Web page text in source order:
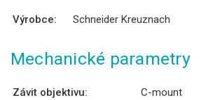
Výrobce: Schneider Kreuznach
Mechanické parametry
Závit objektivu:
C-mount